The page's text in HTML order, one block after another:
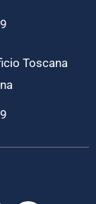
Toscana